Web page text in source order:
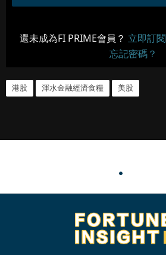
還未成為FI PRIME會員？ 立即訂閱
忘記密碼？
港股 渾水金融經濟食糧 美股